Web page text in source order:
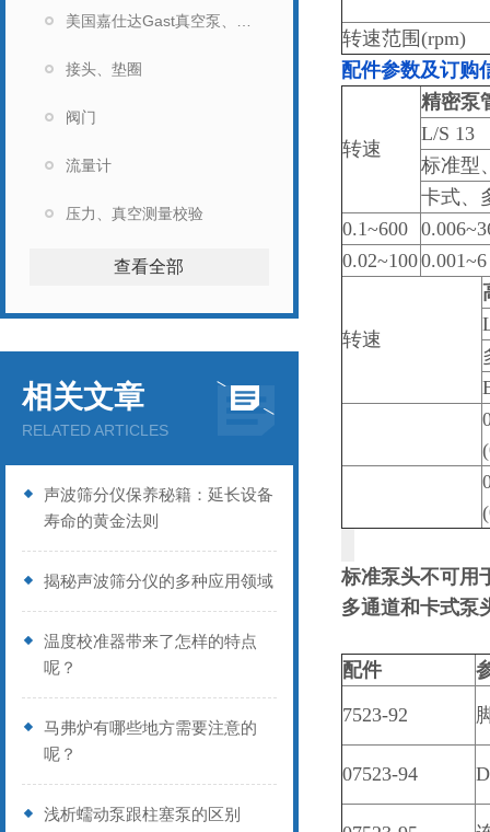
接头、垫圈
阀门
流量计
压力、真空测量校验
查看全部
相关文章
RELATED ARTICLES
声波筛分仪保养秘籍：延长设备
寿命的黄金法则
揭秘声波筛分仪的多种应用领域
温度校准器带来了怎样的特点
呢？
马弗炉有哪些地方需要注意的
呢？
浅析蠕动泵跟柱塞泵的区别
转速范围(rpm)
配件参数及订购
转速
精密泵
L/S 13
标准型
卡式、
0.1~600
0.02~1000.001~6
转速
标准泵头不可用
多通道和卡式泵
配件
7523-92
07523-94